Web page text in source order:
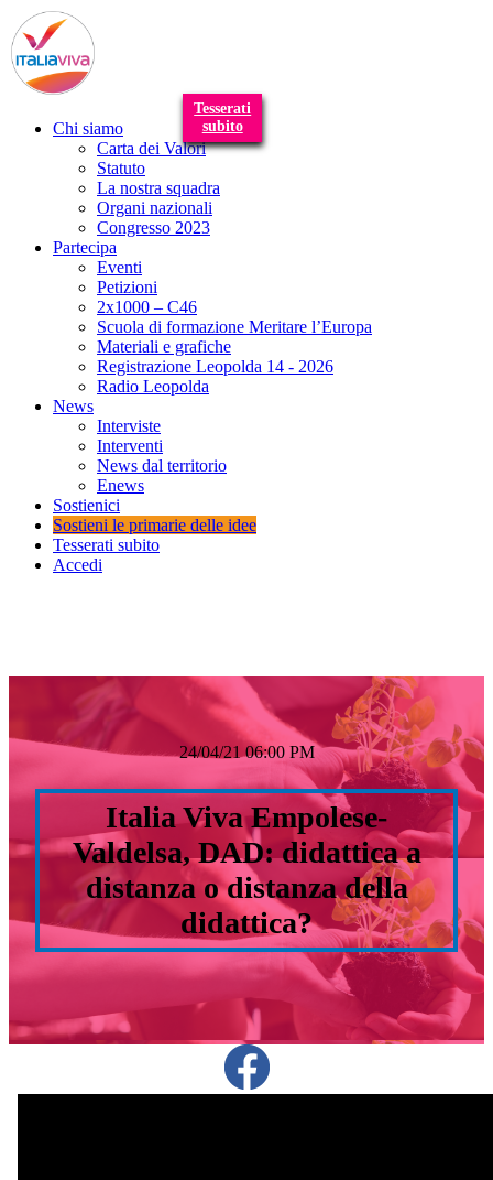
Tesserati
subito
Chi siamo
Carta dei Valori
Statuto
La nostra squadra
Organi nazionali
Congresso 2023
Partecipa
Eventi
Petizioni
2x1000 – C46
Scuola di formazione Meritare l’Europa
Materiali e grafiche
Registrazione Leopolda 14 - 2026
Radio Leopolda
News
Interviste
Interventi
News dal territorio
Enews
Sostienici
Sostieni le primarie delle idee
Tesserati subito
Accedi
24/04/21 06:00 PM
Italia Viva Empolese-
Valdelsa, DAD: didattica a
distanza o distanza della
didattica?